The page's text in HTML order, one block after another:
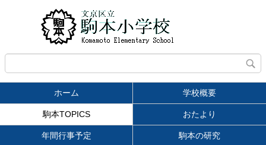
ホーム 学校概要
駒本TOPICS おたより
年間行事予定 駒本の研究